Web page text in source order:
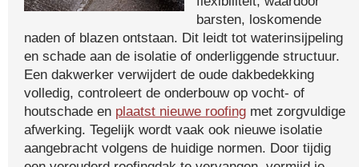
barsten, loskomende
naden of blazen ontstaan. Dit leidt tot waterinsijpeling
en schade aan de isolatie of onderliggende structuur.
Een dakwerker verwijdert de oude dakbedekking
volledig, controleert de onderbouw op vocht- of
houtschade en plaatst nieuwe roofing met zorgvuldige
afwerking. Tegelijk wordt vaak ook nieuwe isolatie
aangebracht volgens de huidige normen. Door tijdig